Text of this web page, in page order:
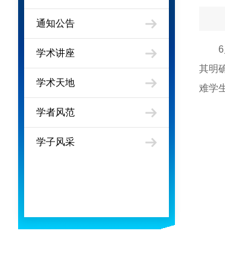
通知公告
学术讲座
学术天地
学者风范
学子风采
其明
难学